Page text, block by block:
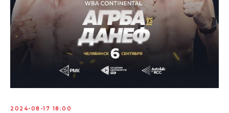
2024-08-17 18:00